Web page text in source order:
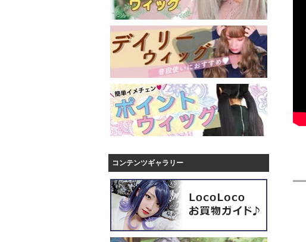
コンテンツギャラリー